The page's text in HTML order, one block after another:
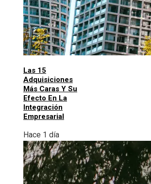
Las 15
Adquisiciones
Más Caras Y Su
Efecto En La
Integración
Empresarial
Hace 1 día